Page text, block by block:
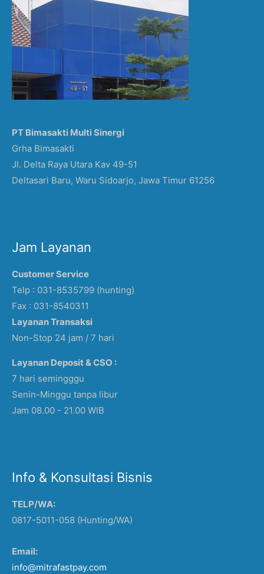
PT Bimasakti Multi Sinergi
Grha Bimasakti
Jl. Delta Raya Utara Kav 49-51
Deltasari Baru, Waru Sidoarjo, Jawa Timur 61256
Jam Layanan
Customer Service
Telp : 031-8535799 (hunting)
Fax : 031-8540311
Layanan Transaksi
Non-Stop 24 jam / 7 hari
Layanan Deposit & CSO :
7 hari semingggu
Senin-Minggu tanpa libur
Jam 08.00 - 21.00 WIB
Info & Konsultasi Bisnis
TELP/WA:
0817-5011-058 (Hunting/WA)
Email:
info@mitrafastpay.com